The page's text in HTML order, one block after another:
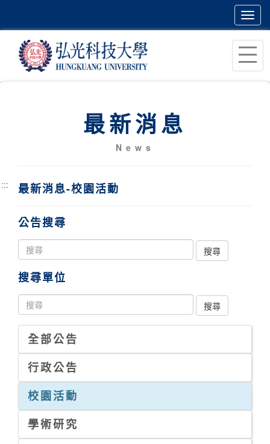
最新消息
News
::: 最新消息-校園活動
公告搜尋
搜尋單位
全部公告
行政公告
校園活動
學術研究